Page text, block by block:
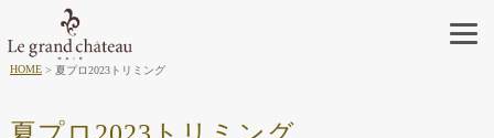
HOME 夏プロ2023トリミング